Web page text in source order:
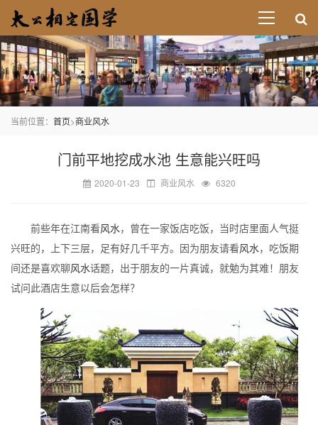
当前位置： 首页>商业风水
门前平地挖成水池 生意能兴旺吗
2020-01-23 商业风水 6320
前些年在江南看风水，曾在一家饭店吃饭，当时店里面人气挺
兴旺的，上下三层，足有好几千平方。因为朋友请看风水，吃饭期
间还是喜欢聊风水话题，出于朋友的一片真诚，就勉为其难！朋友
试问此酒店生意以后会怎样？